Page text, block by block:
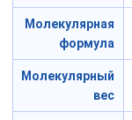
Молекулярная
формула
Молекулярный
вес